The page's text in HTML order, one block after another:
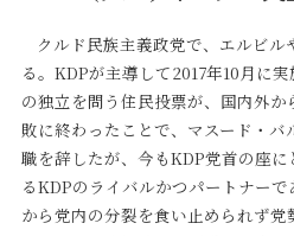
クルド民族主義政党で、エルビ
る。KDPが主導して2017年10月に
の独立を問う住民投票が、国内外
敗に終わったことで、マスード・
職を辞したが、今もKDP党首の座
るKDPのライバルかつパートナー
から党内の分裂を食い止められず